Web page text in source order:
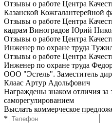
Отзывы о работе Центра
Казанской Кожгалантерейной
Отзывы о работе Центра
кадрам Виноградов Юрий
Отзывы о работе Центра
Инженер по oхранe трудa
Отзывы о работе Центра
Инженер по oхранe трудa
ООО "Эстель". Заместитель
Клаас Артур Адольфович
Награждены знаком отличия за
саморегулированием
Выслать коммерческое
*